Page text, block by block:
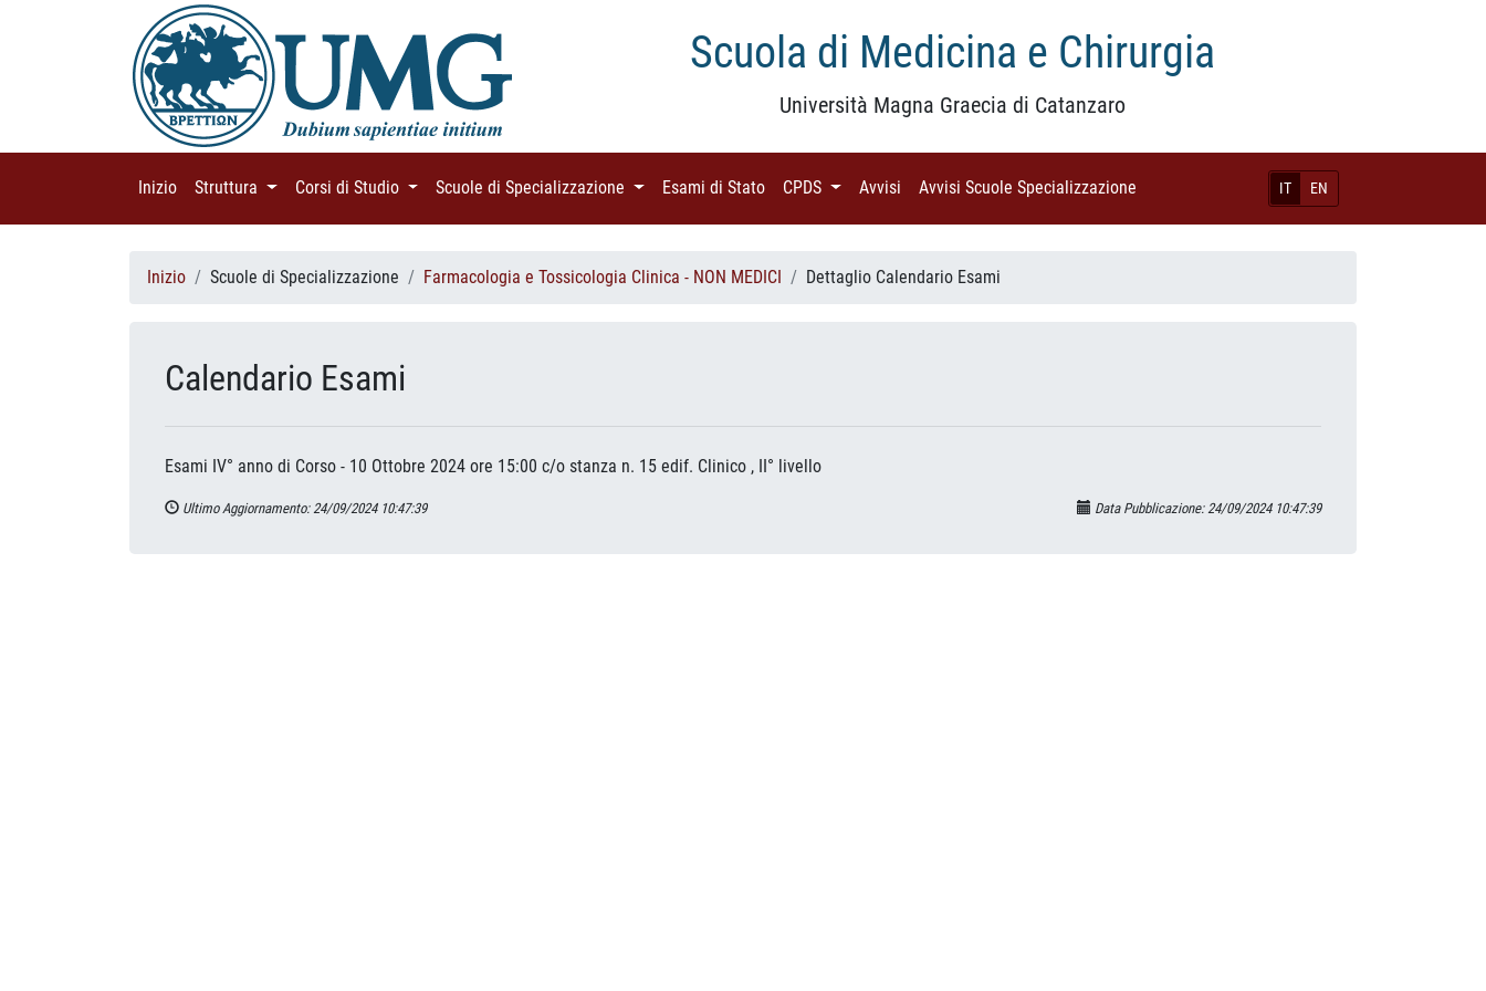
Scuola di Medicina e Chirurgia
Università Magna Graecia di Catanzaro
IT EN
Inizio (current)
Struttura (current)Corsi di Studio (current)Scuole di Specializzazione (current)Esami di Stato (current)
CPDS (current)
Avvisi (current)
Avvisi Scuole Specializzazione
Inizio Scuole di Specializzazione Farmacologia e Tossicologia Clinica - NON MEDICI Dettaglio Calendario Esami
Calendario Esami
Esami IV° anno di Corso - 10 Ottobre 2024 ore 15:00 c/o stanza n. 15 edif. Clinico , II° livello
Ultimo Aggiornamento: 24/09/2024 10:47:39 Data Pubblicazione: 24/09/2024 10:47:39